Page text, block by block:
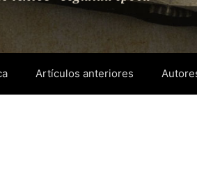
Artículos anteriores